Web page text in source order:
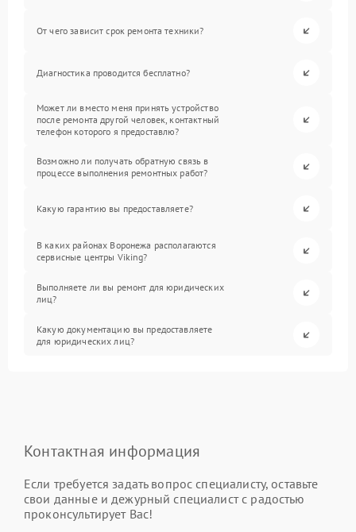
От чего зависит срок ремонта техники?
Диагностика проводится бесплатно?
Может ли вместо меня принять устройство
после ремонта другой человек, контактный
телефон которого я предоставлю?
Возможно ли получать обратную связь в
процессе выполнения ремонтных работ?
Какую гарантию вы предоставляете?
В каких районах Воронежа располагаются
сервисные центры Viking?
Выполняете ли вы ремонт для юридических
лиц?
Какую документацию вы предоставляете
для юридических лиц?
Контактная информация
Если требуется задать вопрос специалисту, оставьте
свои данные и дежурный специалист с радостью
проконсультирует Вас!